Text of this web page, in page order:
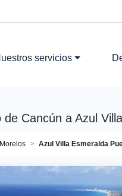
servicios
Cancún a Azul
Azul Villa Esmeralda